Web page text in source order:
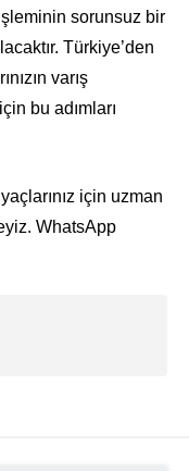
sorunsuz bir
Türkiye’den
varış
bu adımları
için uzman
WhatsApp